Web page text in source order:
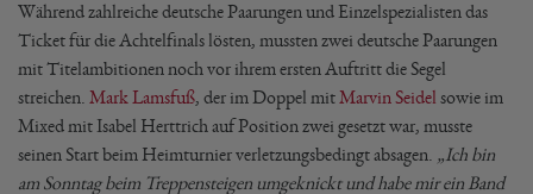
Während zahlreiche deutsche Paarungen und Einzelspezialisten das
Ticket für die Achtelfinals lösten, mussten zwei deutsche Paarungen
mit Titelambitionen noch vor ihrem ersten Auftritt die Segel
streichen. Mark Lamsfuß, der im Doppel mitMarvin Seidel sowie im
Mixed mit Isabel Herttrich auf Position zwei gesetzt war, musste
seinen Start beim Heimturnier verletzungsbedingt absagen. „Ich bin
am Sonntag beim Treppensteigen umgeknickt und habe mir ein Band